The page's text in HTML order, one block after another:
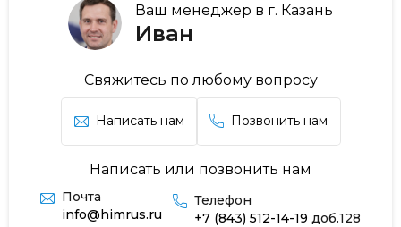
Ваш менеджер в г. Казань
Иван
Свяжитесь по любому вопросу
Написать нам Позвонить нам
Написать или позвонить нам
Почта
info@himrus.ru
Телефон
+7 (843) 512-14-19 доб.128